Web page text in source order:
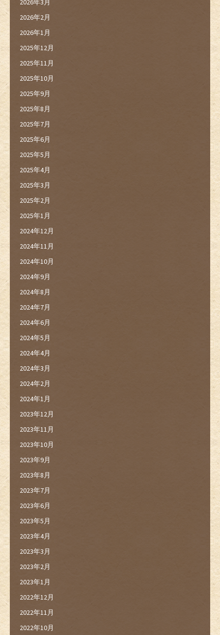
2026年2月
2026年1月
2025年12月
2025年11月
2025年10月
2025年9月
2025年8月
2025年7月
2025年6月
2025年5月
2025年4月
2025年3月
2025年2月
2025年1月
2024年12月
2024年11月
2024年10月
2024年9月
2024年8月
2024年7月
2024年6月
2024年5月
2024年4月
2024年3月
2024年2月
2024年1月
2023年12月
2023年11月
2023年10月
2023年9月
2023年8月
2023年7月
2023年6月
2023年5月
2023年4月
2023年3月
2023年2月
2023年1月
2022年12月
2022年11月
2022年10月